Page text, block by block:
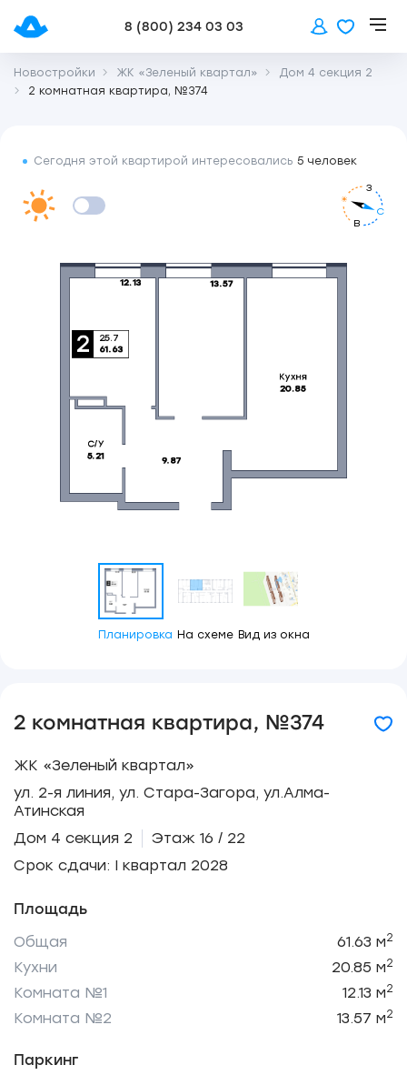
8 (800) 234 03 03
Новостройки ЖК «Зеленый квартал»
Дом 4 секция 2
2 комнатная квартира, №374
Сегодня этой квартирой интересовались 5 человек
С
В
З
Планировка На схеме Вид из окна
2 комнатная квартира, №374
ЖК «Зеленый квартал»
ул. 2-я линия, ул. Стара-Загора, ул.Алма-
Атинская
Дом 4 секция 2
Этаж 16 / 22
Срок сдачи: I квартал 2028
Площадь
Общая
61.63 м2
Кухни 20.85 м2
Комната №1 12.13 м2
Комната №2 13.57 м2
Паркинг